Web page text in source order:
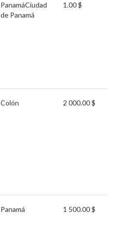
PanamáCiudad
de Panamá
1.00 $
Colón 2 000.00 $
Panamá 1 500.00 $